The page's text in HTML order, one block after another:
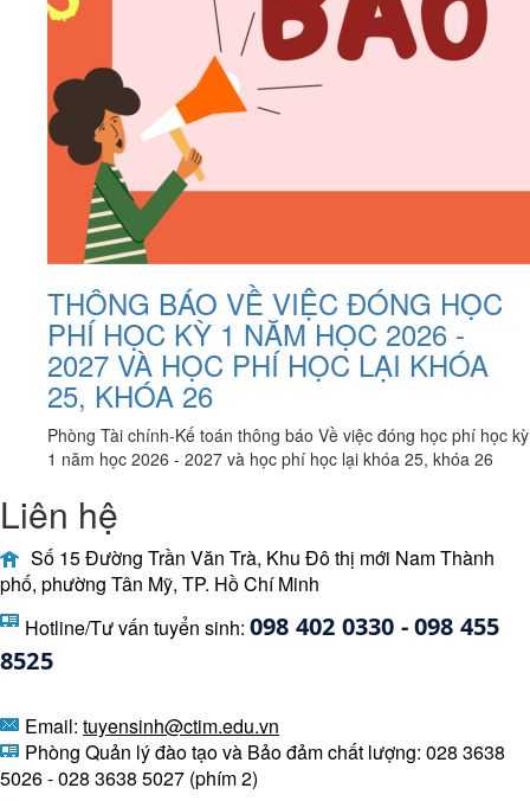
THÔNG BÁO VỀ VIỆC ĐÓNG HỌC
PHÍ HỌC KỲ 1 NĂM HỌC 2026 -
2027 VÀ HỌC PHÍ HỌC LẠI KHÓA
25, KHÓA 26
Phòng Tài chính-Kế toán thông báo Về việc đóng học phí học kỳ
1 năm học 2026 - 2027 và học phí học lại khóa 25, khóa 26
Liên hệ
Số 15 Đường Trần Văn Trà, Khu Đô thị mới Nam Thành
phố, phường Tân Mỹ, TP. Hồ Chí Minh
Hotline/Tư vấn tuyển sinh: 098 402 0330 - 098 455
8525
Email: tuyensinh@ctim.edu.vn
Phòng Quản lý đào tạo và Bảo đảm chất lượng: 028 3638
5026 - 028 3638 5027 (phím 2)